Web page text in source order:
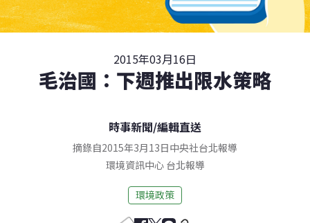
2015年03月16日
毛治國：下週推出限水策略
時事新聞/編輯直送
摘錄自2015年3月13日中央社台北報導
環境資訊中心 台北報導
環境政策